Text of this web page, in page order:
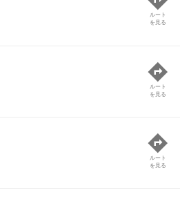
ルート
を見る
ルート
を見る
ルート
を見る